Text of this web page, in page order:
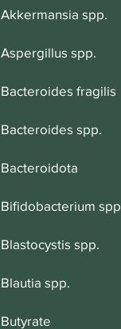
Akkermansia spp.
Aspergillus spp.
Bacteroides fragilis
Bacteroides spp.
Bacteroidota
Bifidobacterium
Blastocystis spp.
Blautia spp.
Butyrate